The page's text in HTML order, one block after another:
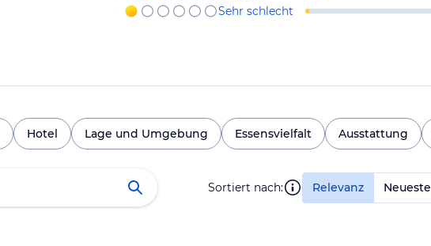
Sehr schlecht
Hotel Lage und Umgebung Essensvielfalt Ausstattung
Sortiert nach: Relevanz Neueste